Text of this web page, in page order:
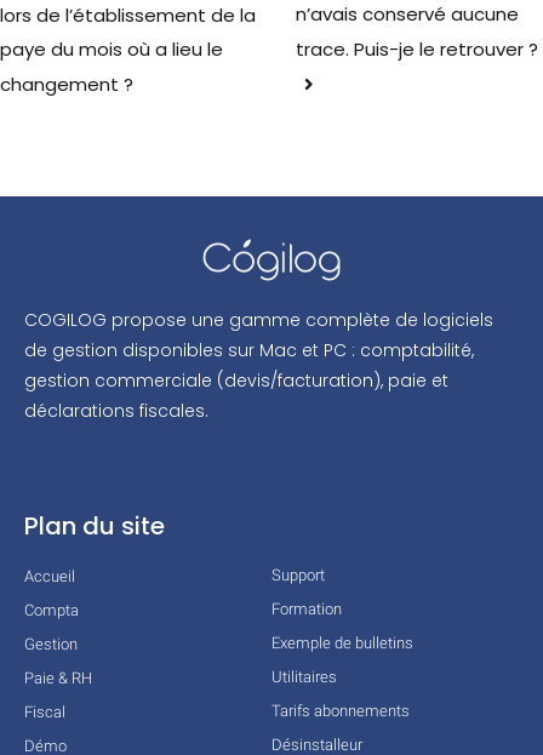
lors de l’établissement de la
paye du mois où a lieu le
changement ?
n’avais conservé aucune
trace. Puis-je le retrouver ?
COGILOG propose une gamme complète de logiciels
de gestion disponibles sur Mac et PC : comptabilité,
gestion commerciale (devis/facturation), paie et
déclarations fiscales.
Plan du site
Accueil
Compta
Gestion
Paie & RH
Fiscal
Démo
Support
Formation
Exemple de bulletins
Utilitaires
Tarifs abonnements
Désinstalleur